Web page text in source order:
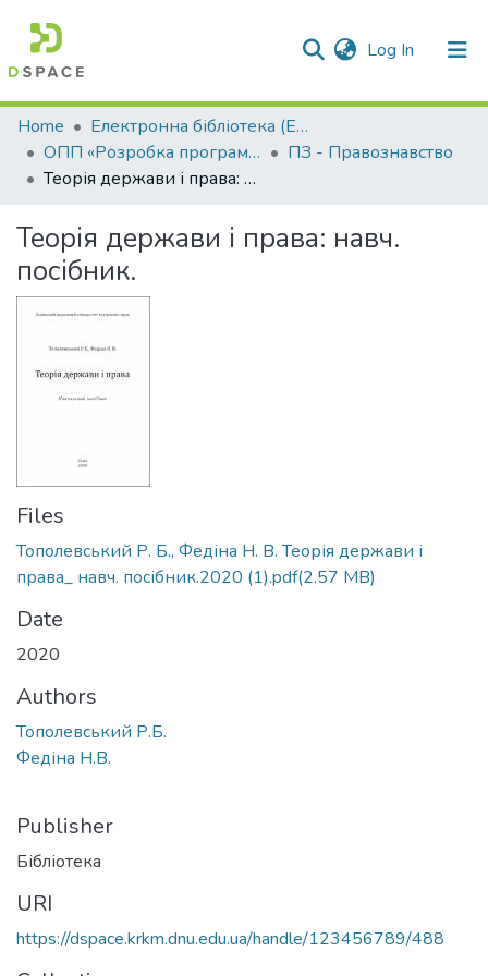
Log In (current)
Communities & Collections
All of DSpace
Home
Електронна бібліотека (E-Book)
ОПП «Розробка програмного забезпечення»
ПЗ - Правознавство
Теорія держави і права: навч. посібник.
Теорія держави і права: навч.
посібник.
Files
Тополевський Р. Б., Федіна Н. В. Теорія держави і
права_ навч. посібник.2020 (1).pdf(2.57 MB)
Date
2020
Authors
Тополевський Р.Б.
Федіна Н.В.
Publisher
Бібліотека
URI
https://dspace.krkm.dnu.edu.ua/handle/123456789/488